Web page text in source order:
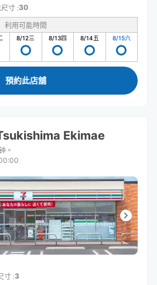
寸 :30
利用可能時間
8/12三 8/13四 8/14五 8/15六
預約此店舖
Ekimae
。
寸 :3